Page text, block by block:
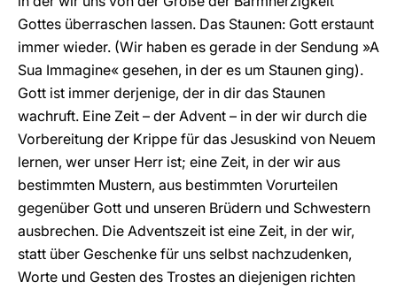
Gottes überraschen lassen. Das Staunen: Gott erstaunt
immer wieder. (Wir haben es gerade in der Sendung »A
Sua Immagine« gesehen, in der es um Staunen ging).
Gott ist immer derjenige, der in dir das Staunen
wachruft. Eine Zeit – der Advent – in der wir durch die
Vorbereitung der Krippe für das Jesuskind von Neuem
lernen, wer unser Herr ist; eine Zeit, in der wir aus
bestimmten Mustern, aus bestimmten Vorurteilen
gegenüber Gott und unseren Brüdern und Schwestern
ausbrechen. Die Adventszeit ist eine Zeit, in der wir,
statt über Geschenke für uns selbst nachzudenken,
Worte und Gesten des Trostes an diejenigen richten